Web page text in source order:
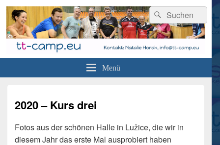
Professionelles Tischtennistraining und Urlaub in Tschechien
Suchen
nach:
Suchen
Menü
2020 – Kurs drei
Fotos aus der schönen Halle in Lužice, die wir in
diesem Jahr das erste Mal ausprobiert haben